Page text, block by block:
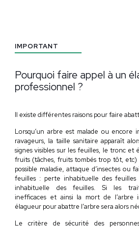
IMPORTANT
Pourquoi faire appel à un
professionnel ?
Il existe différentes raisons pour faire
Lorsqu’un arbre est malade ou encore
ravageurs, la taille sanitaire apparaît
signes visibles sur les feuilles, le tronc et
fruits (tâches, fruits tombés trop tôt, etc)
possible maladie, attaque d’insectes ou
feuilles : perte inhabituelle des
inhabituelle des feuilles. Si les
inefficaces et ainsi la mort de l’arbre
élagueur pour abattre l’arbre sera alors
Le critère de sécurité des